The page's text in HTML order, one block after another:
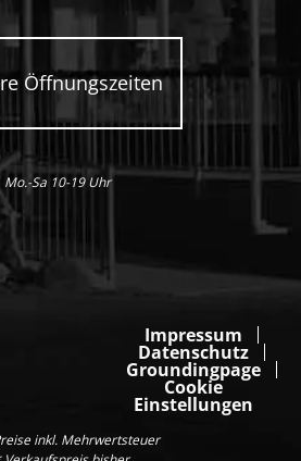
Öffnungszeiten
Mo.-Sa 10-19 Uhr
Impressum
Datenschutz
Groundingpage
Cookie
Einstellungen
inkl. Mehrwertsteuer